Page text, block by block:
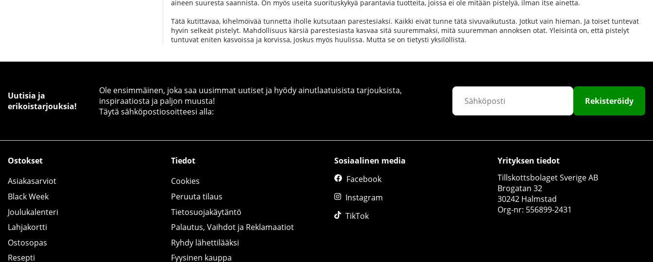
aineen suuresta saannista. On myös useita suorituskykyä parantavia tuotteita, joissa ei ole mitään pistelyä, ilman itse ainetta.
Tätä kutittavaa, kihelmöivää tunnetta iholle kutsutaan parestesiaksi. Kaikki eivät tunne tätä sivuvaikutusta. Jotkut vain hieman. Ja toiset tuntevat
hyvin selkeät pistelyt. Mahdollisuus kärsiä parestesiasta kasvaa sitä suuremmaksi, mitä suuremman annoksen otat. Yleisintä on, että pistelyt
tuntuvat eniten kasvoissa ja korvissa, joskus myös huulissa. Mutta se on tietysti yksilöllistä.
Uutisia ja
erikoistarjouksia!
Ole ensimmäinen, joka saa uusimmat uutiset ja hyödy ainutlaatuisista tarjouksista,
inspiraatiosta ja paljon muusta!
Täytä sähköpostiosoitteesi alla:
Rekisteröidy
Ostokset
Asiakasarviot
Black Week
Joulukalenteri
Lahjakortti
Ostosopas
Resepti
Tiedot
Cookies
Peruuta tilaus
Tietosuojakäytäntö
Palautus, Vaihdot ja Reklamaatiot
Ryhdy lähettilääksi
Fyysinen kauppa
Sosiaalinen media
Facebook
Instagram
TikTok
Yrityksen tiedot
Tillskottsbolaget Sverige AB
Brogatan 32
30242 Halmstad
Org-nr: 556899-2431